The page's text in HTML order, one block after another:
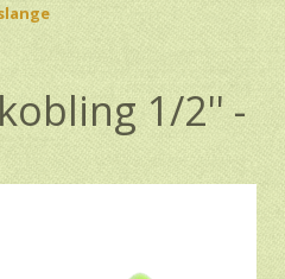
1/2'' -